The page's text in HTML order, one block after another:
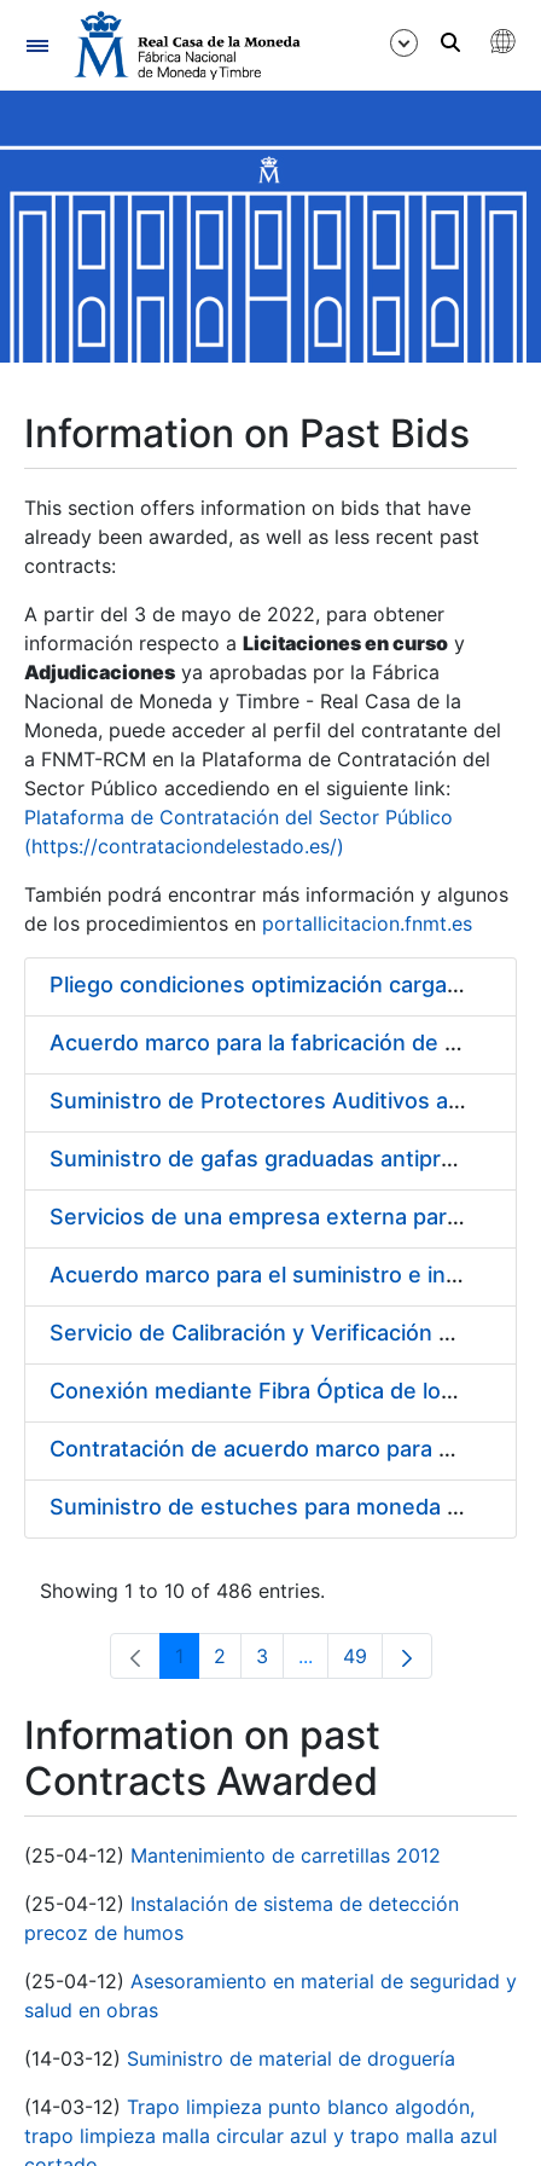
Navigation
Show/Hide
Show/Hide
Show/Hide
Show/Hide
Show/Hide
Show/Hide
Information on Past Bids
This section offers information on bids that have
already been awarded, as well as less recent past
contracts:
A partir del 3 de mayo de 2022, para obtener
información respecto a Licitaciones en curso y
Adjudicaciones ya aprobadas por la Fábrica
Nacional de Moneda y Timbre - Real Casa de la
Moneda, puede acceder al perfil del contratante del
a FNMT-RCM en la Plataforma de Contratación del
Sector Público accediendo en el siguiente link:
Plataforma de Contratación del Sector Público
(https://contrataciondelestado.es/)
También podrá encontrar más información y algunos
de los procedimientos en portallicitacion.fnmt.es
Pliego condiciones optimización cargas compras firmado
Acuerdo marco para la fabricación de piezas
Suministro de Protectores Auditivos a medida para las personas trabajadoras de los Centros de Trabajo de Madrid y Burgos
Suministro de gafas graduadas antiproyecciones para los trabajadores de la FNMT-RCM en los centros de trabajo de Madrid y Burgos
Servicios de una empresa externa para el asesoramiento y resolución de los recursos de alzada que se presentan relacionados con procesos de selección para la FNMT-RCM
Acuerdo marco para el suministro e instalación de persianas, estores y otros complementos
Servicio de Calibración y Verificación Externa de los Equipos de Medición del Servicio de Prevención de la FNMT-RCM
Conexión mediante Fibra Óptica de los Centros de Proceso de Datos (CPDs) de las sedes de la FNMT-RCM de Burgos y Madrid
Contratación de acuerdo marco para el Suministro de Material de Electricidad para la Fábrica Nacional de Moneda y Timbre-Real Casa de la Moneda en su centro de trabajo de Burgos
Suministro de estuches para moneda de 30 €
Showing 1 to 10 of 486 entries.
Page
1 Page
2 Page
3 ...Intermediate Pages Use
Page
49
Information on past
Contracts Awarded
(25-04-12) Mantenimiento de carretillas 2012
(25-04-12) Instalación de sistema de detección
precoz de humos
(25-04-12) Asesoramiento en material de seguridad y
salud en obras
(14-03-12) Suministro de material de droguería
(14-03-12) Trapo limpieza punto blanco algodón,
trapo limpieza malla circular azul y trapo malla azul